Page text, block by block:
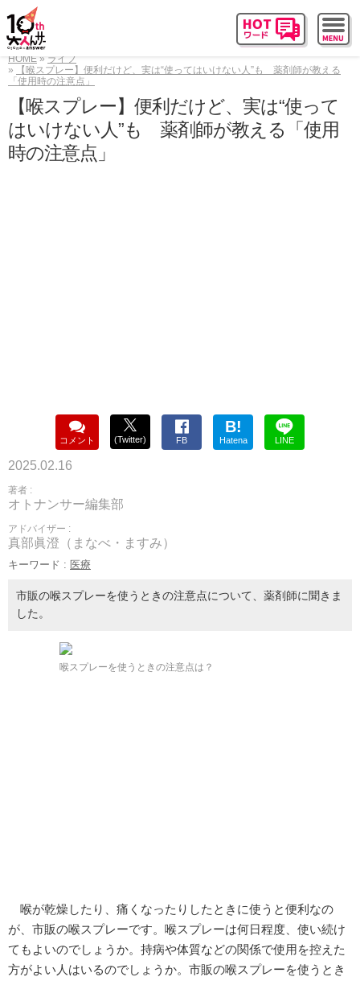
HOME
ライフ
【喉スプレー】便利だけど、実は“使ってはいけない人”も 薬剤師が教える
「使用時の注意点」
【喉スプレー】便利だけど、実は“使って
はいけない人”も 薬剤師が教える「使用
時の注意点」
コメント (Twitter) FB
B!
Hatena LINE
2025.02.16
著者 :
オトナンサー編集部
アドバイザー :
真部眞澄（まなべ・ますみ）
キーワード : 医療
市販の喉スプレーを使うときの注意点について、薬剤師に聞きま
した。
喉スプレーを使うときの注意点は？
喉が乾燥したり、痛くなったりしたときに使うと便利なの
が、市販の喉スプレーです。喉スプレーは何日程度、使い続け
てもよいのでしょうか。持病や体質などの関係で使用を控えた
方がよい人はいるのでしょうか。市販の喉スプレーを使うとき